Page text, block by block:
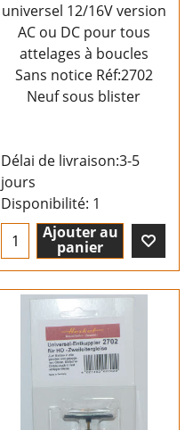
universel 12/16V version
AC ou DC pour tous
attelages à boucles
Sans notice Réf:2702
Neuf sous blister
Délai de livraison:3-5
jours
Disponibilité: 1
Ajouter au
panier